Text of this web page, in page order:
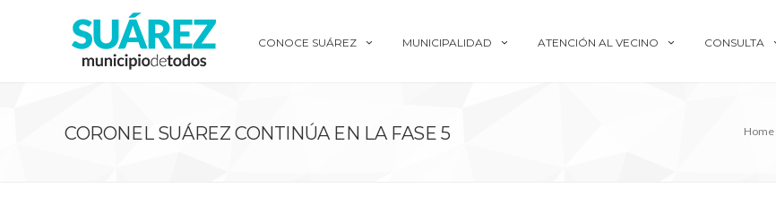
CONOCE SUÁREZ MUNICIPALIDAD ATENCIÓN AL VECINO CONSULTA
Home
CORONEL SUÁREZ CONTINÚA EN LA FASE 5